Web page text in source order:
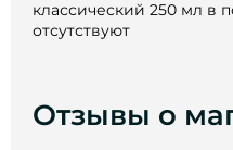
классический 250 мл в
отсутствуют
Отзывы о